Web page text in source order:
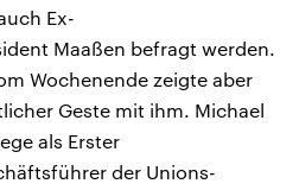
Ex-
Maaßen befragt werden.
Wochenende zeigte aber
Geste mit ihm. Michael
als Erster
der Unions-